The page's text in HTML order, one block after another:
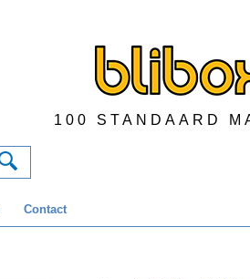
100 STANDAARD
Contact